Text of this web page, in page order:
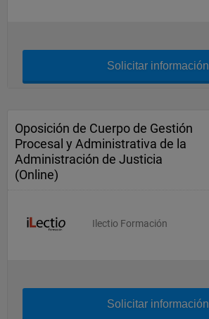
Solicitar información
Oposición de Cuerpo de Gestión
Procesal y Administrativa de la
Administración de Justicia
(Online)
Ilectio Formación
Solicitar información